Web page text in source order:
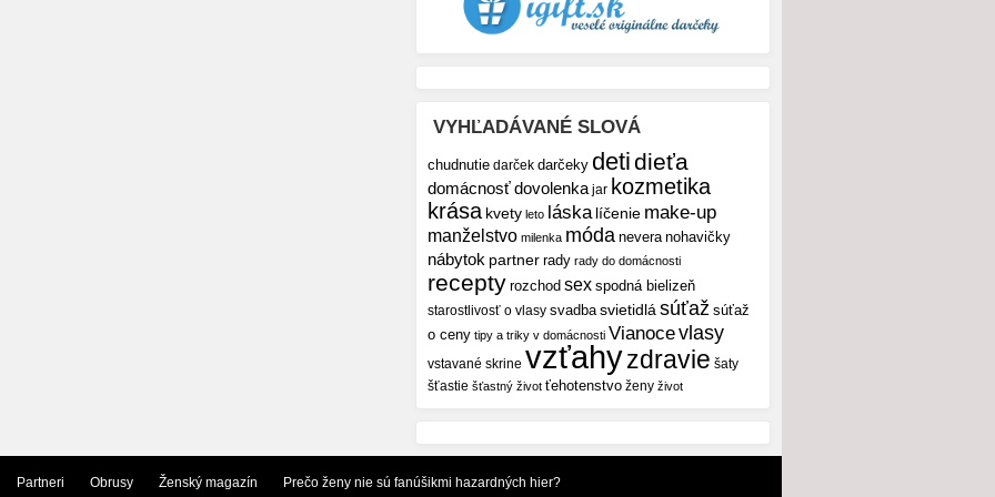
VYHĽADÁVANÉ SLOVÁ
chudnutie darček darčeky detidieťa
domácnosťdovolenka jar kozmetika
krása kvety leto láska líčenie make-up
manželstvo milenka móda nevera nohavičky
nábytok partner rady rady do domácnosti
recepty rozchod sex spodná bielizeň
starostlivosť o vlasy svadba svietidlá súťaž súťaž
o ceny tipy a triky v domácnosti Vianocevlasy
vstavané skrine vzťahyzdravie šaty
šťastie šťastný život ťehotenstvo ženy život
Partneri Obrusy Ženský magazín Prečo ženy nie sú fanúšikmi hazardných hier?